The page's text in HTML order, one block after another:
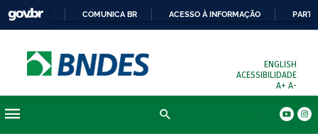
COMUNICA BR ACESSO À INFORMAÇÃO
ENGLISH
ACESSIBILIDADE
A+ A-